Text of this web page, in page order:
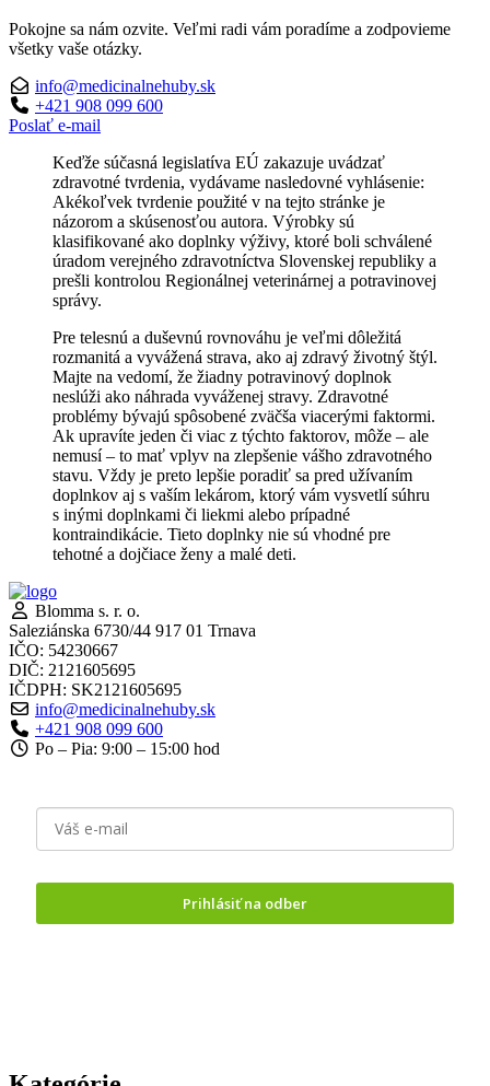
Pokojne sa nám ozvite. Veľmi radi vám poradíme a zodpovieme
všetky vaše otázky.
info@medicinalnehuby.sk
+421 908 099 600
Poslať e-mail
Keďže súčasná legislatíva EÚ zakazuje uvádzať
zdravotné tvrdenia, vydávame nasledovné vyhlásenie:
Akékoľvek tvrdenie použité v na tejto stránke je
názorom a skúsenosťou autora. Výrobky sú
klasifikované ako doplnky výživy, ktoré boli schválené
úradom verejného zdravotníctva Slovenskej republiky a
prešli kontrolou Regionálnej veterinárnej a potravinovej
správy.
Pre telesnú a duševnú rovnováhu je veľmi dôležitá
rozmanitá a vyvážená strava, ako aj zdravý životný štýl.
Majte na vedomí, že žiadny potravinový doplnok
neslúži ako náhrada vyváženej stravy. Zdravotné
problémy bývajú spôsobené zväčša viacerými faktormi.
Ak upravíte jeden či viac z týchto faktorov, môže – ale
nemusí – to mať vplyv na zlepšenie vášho zdravotného
stavu. Vždy je preto lepšie poradiť sa pred užívaním
doplnkov aj s vaším lekárom, ktorý vám vysvetlí súhru
s inými doplnkami či liekmi alebo prípadné
kontraindikácie. Tieto doplnky nie sú vhodné pre
tehotné a dojčiace ženy a malé deti.
Blomma s. r. o.
Saleziánska 6730/44 917 01 Trnava
IČO: 54230667
DIČ: 2121605695
IČDPH: SK2121605695
info@medicinalnehuby.sk
+421 908 099 600
Po – Pia: 9:00 – 15:00 hod
Prihlásiť na odber